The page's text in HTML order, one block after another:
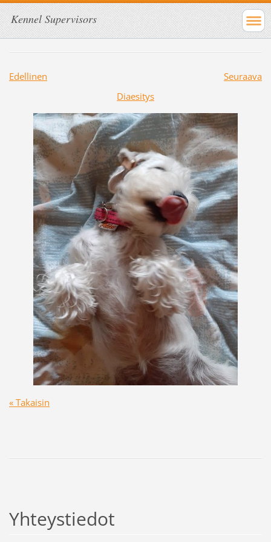
Kennel Supervisors
Edellinen
Seuraava
Diaesitys
« Takaisin
Yhteystiedot